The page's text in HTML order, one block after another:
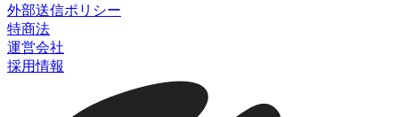
外部送信ポリシー
特商法
運営会社
採用情報